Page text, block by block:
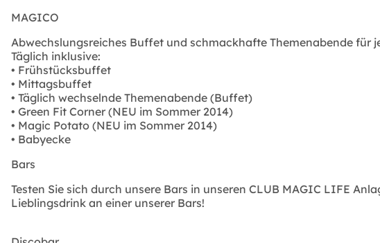
MAGICO
Abwechslungsreiches Buffet und schmackhafte Themenabende für
Täglich inklusive:
• Frühstücksbuffet
• Mittagsbuffet
• Täglich wechselnde Themenabende (Buffet)
• Green Fit Corner (NEU im Sommer 2014)
• Magic Potato (NEU im Sommer 2014)
• Babyecke
Bars
Testen Sie sich durch unsere Bars in unseren CLUB MAGIC LIFE
Lieblingsdrink an einer unserer Bars!